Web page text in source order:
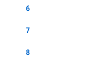
6
7
8